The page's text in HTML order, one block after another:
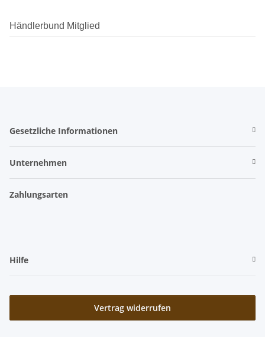
Händlerbund Mitglied
Gesetzliche Informationen
Unternehmen
Zahlungsarten
Hilfe
Vertrag widerrufen